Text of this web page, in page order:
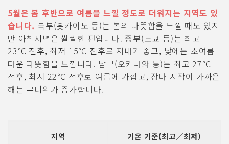
5월은 봄 후반으로 여름을 느낄 정도로 더워지는 지역도 있
습니다. 북부(홋카이도 등)는 봄의 따뜻함을 느낄 때도 있지
만 아침저녁은 쌀쌀한 편입니다. 중부(도쿄 등)는 최고
23℃ 전후, 최저 15℃ 전후로 지내기 좋고, 낮에는 초여름
다운 따뜻함을 느낍니다. 남부(오키나와 등)는 최고 27℃
전후, 최저 22℃ 전후로 여름에 가깝고, 장마 시작이 가까운
해는 무더위가 증가합니다.
지역 기온 기준(최고／최저)